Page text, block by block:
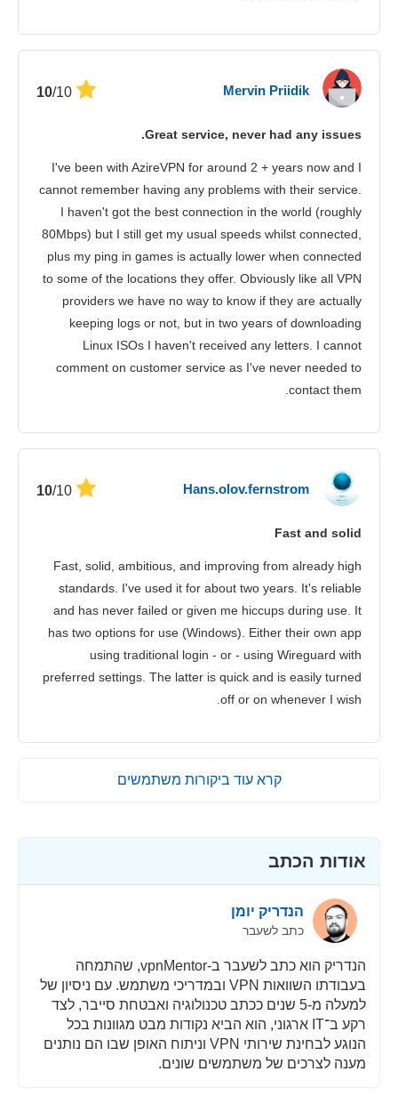
Mervin Priidik
/10
Great service, never had any issues.
I've been with AzireVPN for around 2 + years now and I
cannot remember having any problems with their service.
I haven't got the best connection in the world (roughly
80Mbps) but I still get my usual speeds whilst connected,
plus my ping in games is actually lower when connected
to some of the locations they offer. Obviously like all VPN
providers we have no way to know if they are actually
keeping logs or not, but in two years of downloading
Linux ISOs I haven't received any letters. I cannot
comment on customer service as I've never needed to
contact them.
Hans.olov.fernstrom
/10
Fast and solid
Fast, solid, ambitious, and improving from already high
standards. I've used it for about two years. It's reliable
and has never failed or given me hiccups during use. It
has two options for use (Windows). Either their own app
using traditional login - or - using Wireguard with
preferred settings. The latter is quick and is easily turned
off or on whenever I wish.
קרא עוד ביקורות משתמשים
אודות הכתב
הנדריק יומן
כתב לשעבר
הנדריק הוא כתב לשעבר ב-vpnMentor, שהתמחה
בעבודתו השוואות VPN ובמדריכי משתמש. עם ניסיון של
למעלה מ-5 שנים ככתב טכנולוגיה ואבטחת סייבר, לצד
רקע ב־IT ארגוני, הוא הביא נקודות מבט מגוונות בכל
הנוגע לבחינת שירותי VPN וניתוח האופן שבו הם נותנים
מענה לצרכים של משתמשים שונים.